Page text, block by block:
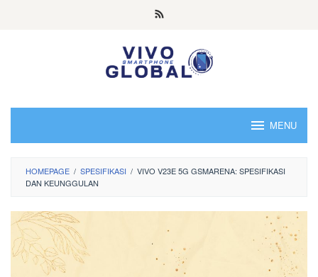
MENU
HOMEPAGE / SPESIFIKASI / VIVO V23E 5G GSMARENA: SPESIFIKASI
DAN KEUNGGULAN